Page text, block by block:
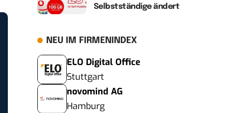
Selbstständige ändert
NEU IM FIRMENINDEX
ELO Digital Office
Stuttgart
novomind AG
Hamburg